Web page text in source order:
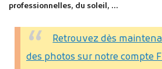
professionnelles, du soleil, …
Retrouvez dès
des photos sur notre compte